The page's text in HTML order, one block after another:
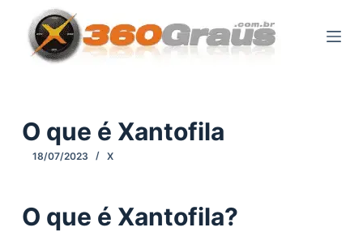
p
o
O que é Xantofila
18/07/2023 X
O que é Xantofila?